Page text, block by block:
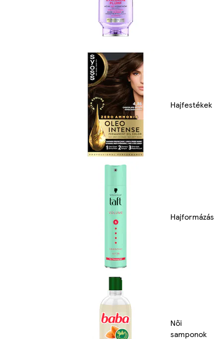
Hajfestékek
Hajformázás
Női
samponok